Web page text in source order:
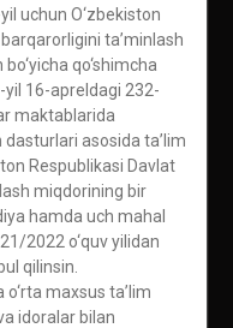
uchun O‘zbekiston
ta’minlash
qo‘shimcha
yil 16-apreldagi 232-
maktablarida
dasturlari asosida ta’lim
Respublikasi Davlat
miqdorining bir
hamda uch mahal
2022 o‘quv yilidan
qilinsin.
o‘rta maxsus ta’lim
idoralar bilan